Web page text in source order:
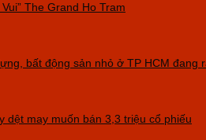
The Grand Ho Tram
bất động sản nhỏ ở TP HCM đang
dệt may muốn bán 3,3 triệu cổ phiếu